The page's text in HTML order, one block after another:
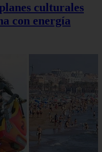
culturales
con energía